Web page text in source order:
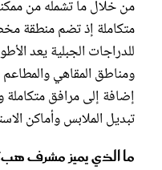
من خلال ما تشمله من
متكاملة إذ تضم منطقة
للدراجات الجبلية يعد
ومناطق المقاهي
إضافة إلى مرافق
تبديل الملابس وأماكن
ما الذي يميز مشرف